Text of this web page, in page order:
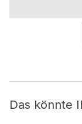
Das könnte